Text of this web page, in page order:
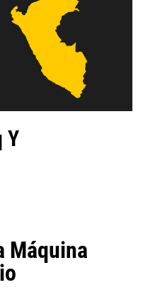
Y
Máquina